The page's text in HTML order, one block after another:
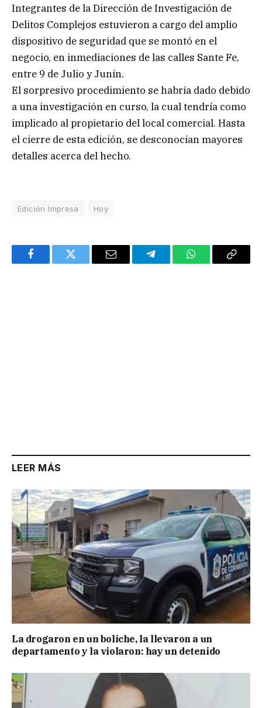
Integrantes de la Dirección de Investigación de
Delitos Complejos estuvieron a cargo del amplio
dispositivo de seguridad que se montó en el
negocio, en inmediaciones de las calles Sante Fe,
entre 9 de Julio y Junín.
El sorpresivo procedimiento se habría dado debido
a una investigación en curso, la cual tendría como
implicado al propietario del local comercial. Hasta
el cierre de esta edición, se desconocían mayores
detalles acerca del hecho.
Edición Impresa Hoy
FacebookTwitter Email TelegramWhatsAppCopy
LEER MÁS
La drogaron en un boliche, la llevaron a un
departamento y la violaron: hay un detenido